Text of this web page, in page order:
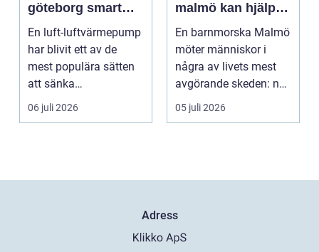
göteborg smart
värme för
kustklimat
En luft-luftvärmepump
har blivit ett av de
mest populära sätten
att sänka
uppvärmningskostnad
er och ...
06 juli 2026
malmö kan hjälpa
till med genom
livets olika faser
En barnmorska Malmö
möter människor i
några av livets mest
avgörande skeden: när
en graviditet plane...
05 juli 2026
Adress